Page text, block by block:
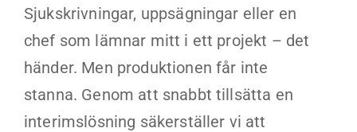
Sjukskrivningar, uppsägningar eller en
chef som lämnar mitt i ett projekt – det
händer. Men produktionen får inte
stanna. Genom att snabbt tillsätta en
interimslösning säkerställer vi att